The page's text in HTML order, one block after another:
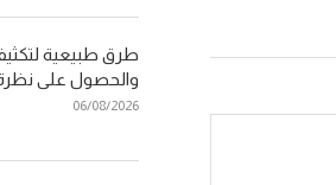
طرق طبيعية
والحصول على نظرة
06/08/2026